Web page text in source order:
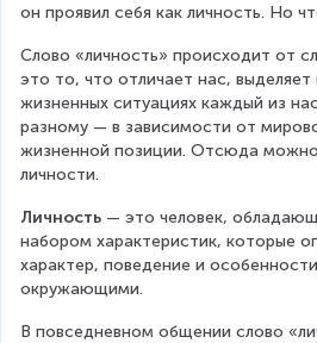
он проявил себя как личность. Но
Слово «личность» происходит от
это то, что отличает нас,
жизненных ситуациях каждый из
разному — в зависимости от
жизненной позиции. Отсюда можно
личности.
Личность — это человек,
набором характеристик, которые
характер, поведение и
окружающими.
В повседневном общении слово